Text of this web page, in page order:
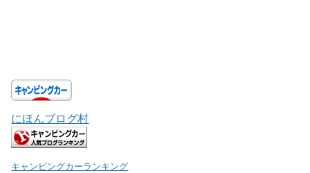
にほんブログ村
キャンピングカーランキング